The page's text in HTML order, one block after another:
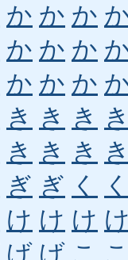
か か か
か か か
か か か
き き き
き き き
ぎ ぎ く
け け け
げ げ こ